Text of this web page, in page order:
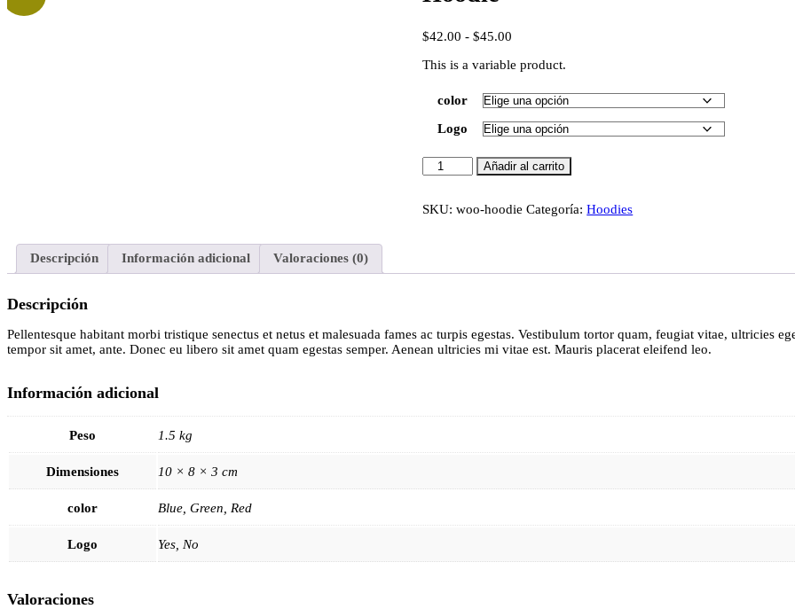
$42.00 - $45.00
precios:
$42.00
hasta
$45.00
This is a variable product.
color
Logo
Hoodie
cantidad
Añadir al carrito
SKU:woo-hoodie Categoría:Hoodies
Descripción Información adicional Valoraciones (0)
Descripción
Pellentesque habitant morbi tristique senectus et netus et malesuada fames ac turpis egestas. Vestibulum tortor quam, feugiat vitae, ultricies
tempor sit amet, ante. Donec eu libero sit amet quam egestas semper. Aenean ultricies mi vitae est. Mauris placerat eleifend leo.
Información adicional
Peso 1.5 kg
Dimensiones 10 × 8 × 3 cm
color Blue, Green, Red
Logo Yes, No
Valoraciones